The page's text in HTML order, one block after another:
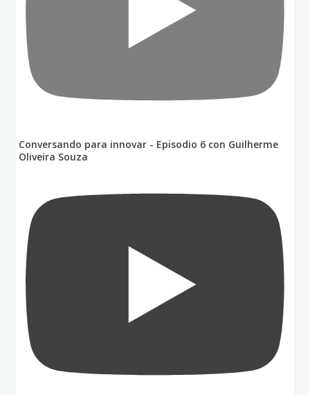
Conversando para innovar - Episodio 6 con Guilherme
Oliveira Souza